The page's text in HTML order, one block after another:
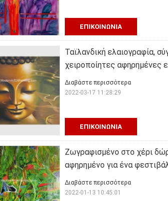
ΕΠΙΚΟΙΝΩΝΊΑ
Ταϊλανδική ελαιογραφία,
χειροποίητες αφηρημένες
ΕΠΙΚΟΙΝΩΝΊΑ
Διαβάστε περισσότερα
2022-03-17 11:28:29
Ζωγραφισμένο στο χέρι
αφηρημένο για ένα
Διαβάστε περισσότερα
2022-01-13 10:45:01